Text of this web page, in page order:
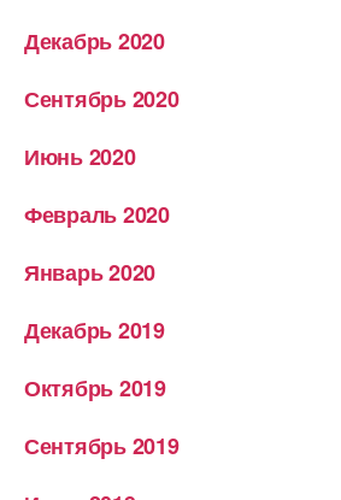
Декабрь 2020
Сентябрь 2020
Июнь 2020
Февраль 2020
Январь 2020
Декабрь 2019
Октябрь 2019
Сентябрь 2019